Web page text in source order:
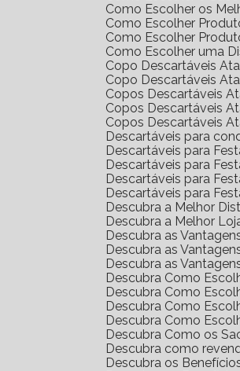
Como Escolher os
Como Escolher
Como Escolher
Como Escolher uma
Copo Descartáveis
Copo Descartáveis
Copos Descartáveis
Copos Descartáveis
Copos Descartáveis
Descartáveis para
Descartáveis para
Descartáveis para
Descartáveis para
Descartáveis para
Descubra a Melhor
Descubra a Melhor
Descubra as
Descubra as
Descubra as
Descubra Como
Descubra Como
Descubra Como
Descubra Como
Descubra Como os
Descubra como
Descubra os